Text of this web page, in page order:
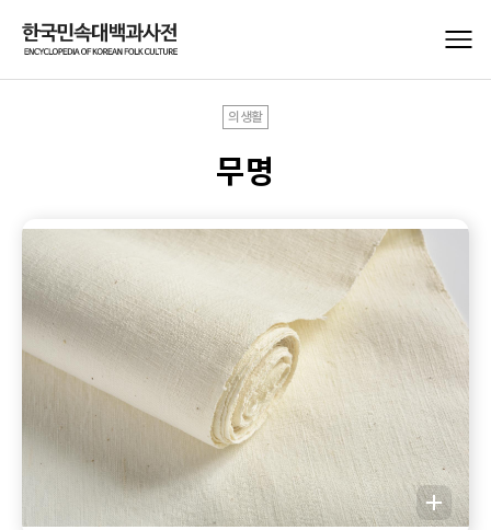
의생활
무명